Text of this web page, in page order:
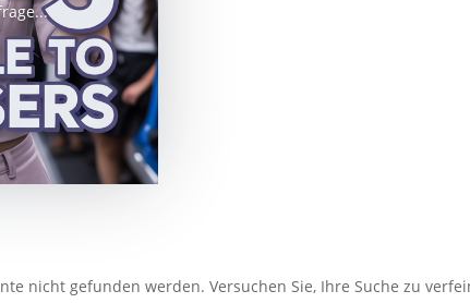
nicht gefunden werden. Versuchen Sie, Ihre Suche zu